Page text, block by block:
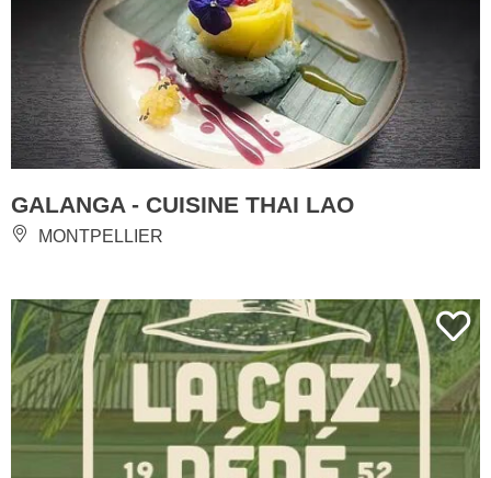
GALANGA - CUISINE THAI LAO
MONTPELLIER